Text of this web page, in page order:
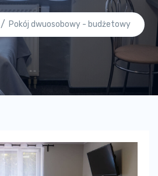
Pokój dwuosobowy - budżetowy